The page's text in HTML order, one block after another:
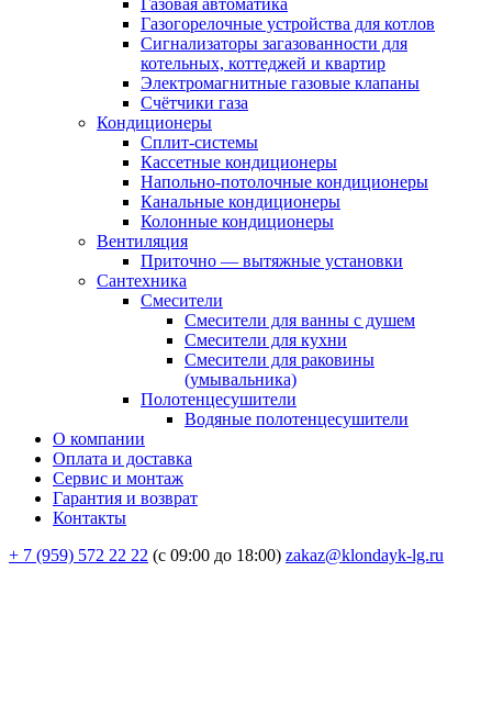
Газовая автоматика
Газогорелочные устройства для котлов
Сигнализаторы загазованности для
котельных, коттеджей и квартир
Электромагнитные газовые клапаны
Счётчики газа
Кондиционеры
Сплит-системы
Кассетные кондиционеры
Напольно-потолочные кондиционеры
Канальные кондиционеры
Колонные кондиционеры
Вентиляция
Приточно — вытяжные установки
Сантехника
Смесители
Смесители для ванны с душем
Смесители для кухни
Смесители для раковины
(умывальника)
Полотенцесушители
Водяные полотенцесушители
О компании
Оплата и доставка
Сервис и монтаж
Гарантия и возврат
Контакты
+ 7 (959) 572 22 22 (с 09:00 до 18:00) zakaz@klondayk-lg.ru